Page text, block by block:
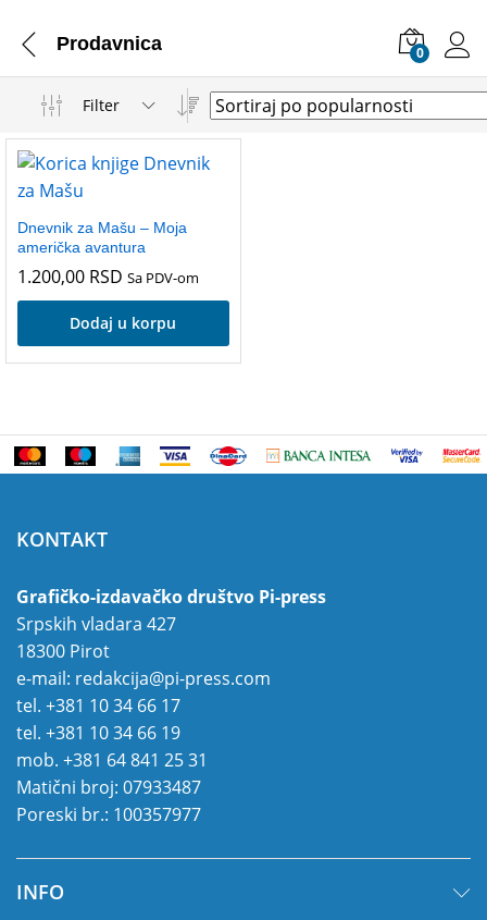
Prodavnica 0
Filter
Dnevnik za Mašu – Moja
američka avantura
1.200,00 RSD Sa PDV-om
Dodaj u korpu
KONTAKT
Grafičko-izdavačko društvo Pi-press
Srpskih vladara 427
18300 Pirot
e-mail: redakcija@pi-press.com
tel. +381 10 34 66 17
tel. +381 10 34 66 19
mob. +381 64 841 25 31
Matični broj: 07933487
Poreski br.: 100357977
INFO